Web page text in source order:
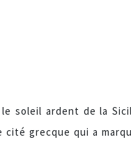
soleil ardent de la
grecque qui a